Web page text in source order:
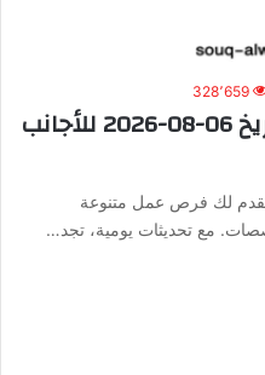
328٬659
وظائف الكويت اليوم بتاريخ 06-08-2026 للأجانب
لك فرص عمل متنوعة
مع تحديثات يومية، تجد…